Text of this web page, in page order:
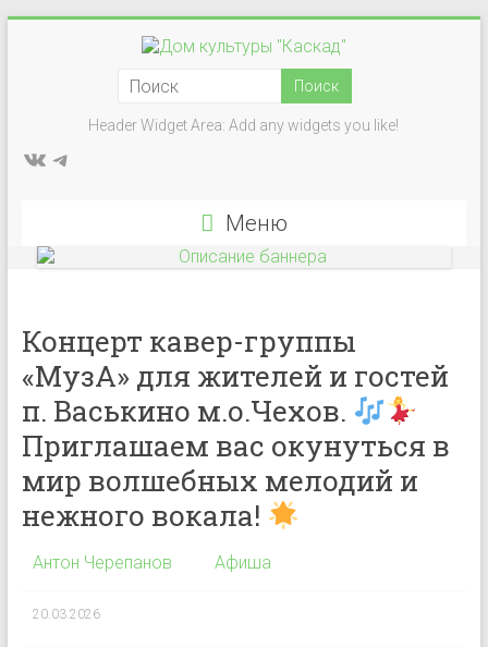
культуры
"Каскад"
городского
округа
Чехов
Header Widget Area: Add any widgets you like!
ВКонтакте
Telegram
Меню
Концерт кавер-группы
«МузА» для жителей и гостей
п. Васькино м.о.Чехов.
Приглашаем вас окунуться в
мир волшебных мелодий и
нежного вокала!
Антон Черепанов Афиша
20.03.2026